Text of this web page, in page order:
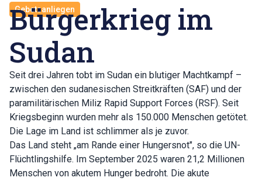
Gebetsanliegen
Bürgerkrieg im
Sudan
Seit drei Jahren tobt im Sudan ein blutiger Machtkampf –
zwischen den sudanesischen Streitkräften (SAF) und der
paramilitärischen Miliz Rapid Support Forces (RSF). Seit
Kriegsbeginn wurden mehr als 150.000 Menschen getötet.
Die Lage im Land ist schlimmer als je zuvor.
Das Land steht „am Rande einer Hungersnot", so die UN-
Flüchtlingshilfe. Im September 2025 waren 21,2 Millionen
Menschen von akutem Hunger bedroht. Die akute